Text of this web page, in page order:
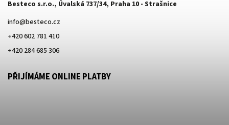
Besteco s.r.o., Úvalská 737/34, Praha 10 - Strašnice
info@besteco.cz
+420 602 781 410
+420 284 685 306
PŘIJÍMÁME ONLINE PLATBY